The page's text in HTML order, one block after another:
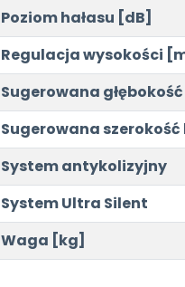
Poziom hałasu [dB]
Regulacja wysokości
Sugerowana
Sugerowana
System antykolizyjny
System Ultra Silent
Waga [kg]